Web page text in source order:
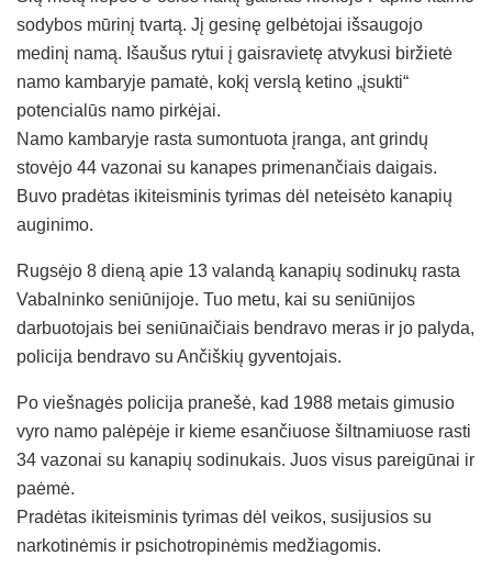
sodybos mūrinį tvartą. Jį gesinę gelbėtojai išsaugojo
medinį namą. Išaušus rytui į gaisravietę atvykusi biržietė
namo kambaryje pamatė, kokį verslą ketino „įsukti“
potencialūs namo pirkėjai.
Namo kambaryje rasta sumontuota įranga, ant grindų
stovėjo 44 vazonai su kanapes primenančiais daigais.
Buvo pradėtas ikiteisminis tyrimas dėl neteisėto kanapių
auginimo.
Rugsėjo 8 dieną apie 13 valandą kanapių sodinukų rasta
Vabalninko seniūnijoje. Tuo metu, kai su seniūnijos
darbuotojais bei seniūnaičiais bendravo meras ir jo palyda,
policija bendravo su Ančiškių gyventojais.
Po viešnagės policija pranešė, kad 1988 metais gimusio
vyro namo palėpėje ir kieme esančiuose šiltnamiuose rasti
34 vazonai su kanapių sodinukais. Juos visus pareigūnai ir
paėmė.
Pradėtas ikiteisminis tyrimas dėl veikos, susijusios su
narkotinėmis ir psichotropinėmis medžiagomis.